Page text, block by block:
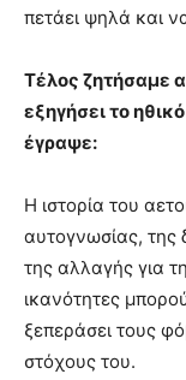
πετάει ψηλά και
Τέλος ζητήσαμε
εξηγήσει το
έγραψε:
Η ιστορία του
αυτογνωσίας, της
της αλλαγής για
ικανότητες
ξεπεράσει τους
στόχους του.